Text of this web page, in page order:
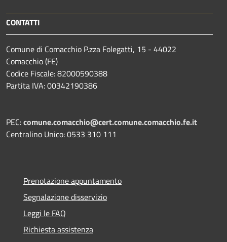
CONTATTI
Comune di Comacchio P.zza Folegatti, 15 - 44022
Comacchio (FE)
Codice Fiscale: 82000590388
Partita IVA: 00342190386
PEC:comune.comacchio@cert.comune.comacchio.fe.it
Centralino Unico: 0533 310 111
Prenotazione appuntamento
Segnalazione disservizio
Leggi le FAQ
Richiesta assistenza